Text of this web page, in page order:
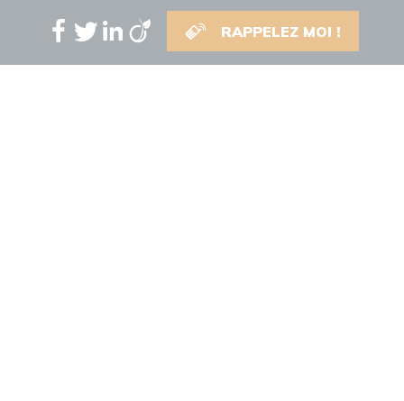
RAPPELEZ MOI !